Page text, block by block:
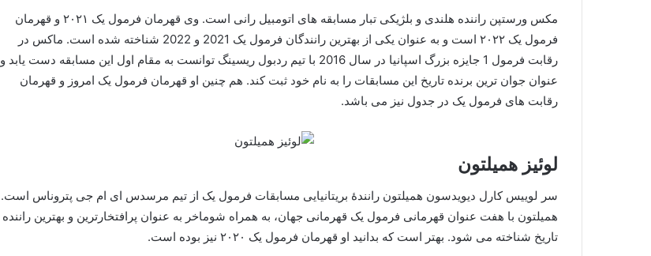
مکس ورستپن راننده هلندی و بلژیکی تبار مسابقه‌ های اتومبیل‌ رانی است. وی قهرمان فرمول یک ۲۰۲۱ و قهرمان
فرمول یک ۲۰۲۲ است و به عنوان یکی از بهترین رانندگان فرمول یک 2021 و 2022 شناخته شده است. ماکس در
رقابت فرمول 1 جایزه بزرگ اسپانیا در سال 2016 با تیم ردبول ریسینگ توانست به مقام اول این مسابقه دست یابد و
عنوان جوان ترین برنده تاریخ این مسابقات را به نام خود ثبت کند. هم چنین او قهرمان فرمول یک امروز و قهرمان
رقابت های فرمول یک در جدول نیز می باشد.
لوئیز همیلتون
سر لوییس کارل دیویدسون همیلتون رانندهٔ بریتانیایی مسابقات فرمول یک از تیم مرسدس ای‌ ام‌ جی پتروناس است.
همیلتون با هفت عنوان قهرمانی فرمول یک قهرمانی جهان، به همراه شوماخر به عنوان پرافتخارترین و بهترین راننده
تاریخ شناخته می‌ شود. بهتر است که بدانید او قهرمان فرمول یک ۲۰۲۰ نیز بوده است.